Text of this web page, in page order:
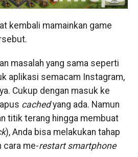
kembali mamainkan game
masalah yang sama seperti
aplikasi semacam Instagram,
Cukup dengan masuk ke
cachedyang ada. Namun
titik terang hingga membuat
), Anda bisa melakukan tahap
cara me-restart smartphone